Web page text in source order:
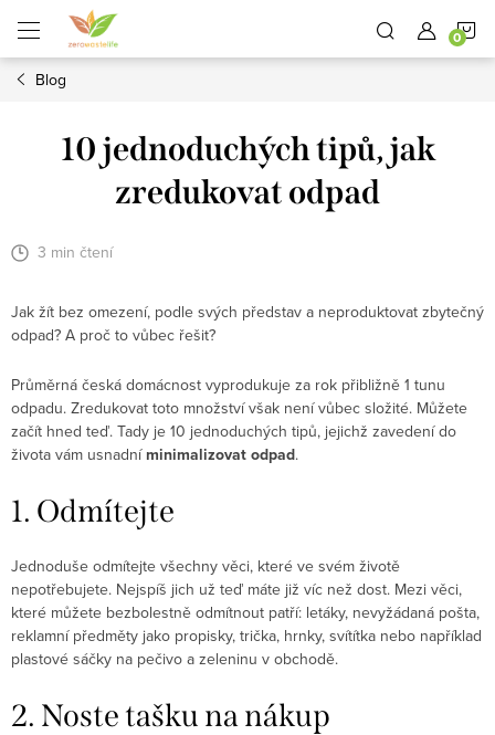
obsah
Blog
10 jednoduchých tipů, jak
zredukovat odpad
3 min čtení
Jak žít bez omezení, podle svých představ a neproduktovat zbytečný
odpad? A proč to vůbec řešit?
Průměrná česká domácnost vyprodukuje za rok přibližně 1 tunu
odpadu. Zredukovat toto množství však není vůbec složité. Můžete
začít hned teď. Tady je 10 jednoduchých tipů, jejichž zavedení do
života vám usnadní minimalizovat odpad.
1. Odmítejte
Jednoduše odmítejte všechny věci, které ve svém životě
nepotřebujete. Nejspíš jich už teď máte již víc než dost. Mezi věci,
které můžete bezbolestně odmítnout patří: letáky, nevyžádaná pošta,
reklamní předměty jako propisky, trička, hrnky, svítítka nebo například
plastové sáčky na pečivo a zeleninu v obchodě.
2. Noste tašku na nákup